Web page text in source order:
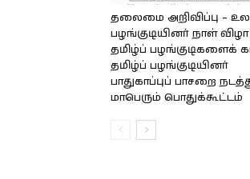
தலைமை அறிவிப்பு –
பழங்குடியினர் நாள் விழா
தமிழ்ப் பழங்குடிகளைக்
தமிழ்ப் பழங்குடியினர்
பாதுகாப்புப் பாசறை
மாபெரும் பொதுக்கூட்டம்